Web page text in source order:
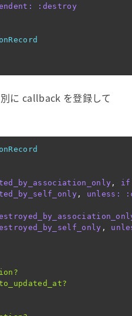
:destroy
に callback を登録して
,
if:
, unless:
,